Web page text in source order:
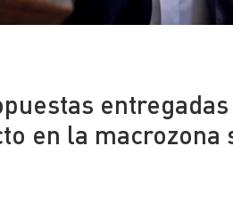
en la macrozona